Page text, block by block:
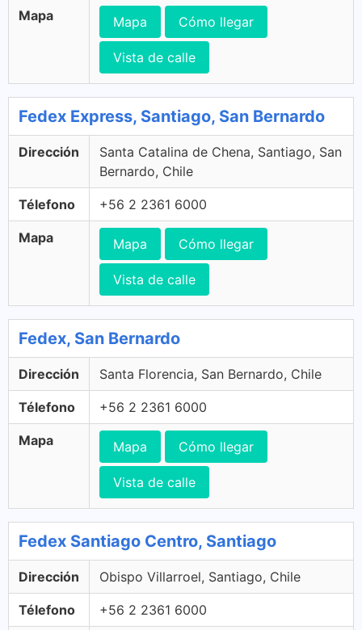
Mapa Mapa Cómo llegar
Vista de calle
Fedex Express, Santiago, San Bernardo
Dirección
Santa Catalina de Chena, Santiago, San
Bernardo, Chile
Télefono +56 2 2361 6000
Mapa Mapa Cómo llegar
Vista de calle
Fedex, San Bernardo
Dirección Santa Florencia, San Bernardo, Chile
Télefono +56 2 2361 6000
Mapa Mapa Cómo llegar
Vista de calle
Fedex Santiago Centro, Santiago
Dirección Obispo Villarroel, Santiago, Chile
Télefono +56 2 2361 6000